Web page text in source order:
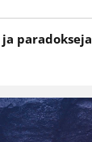
paradokseja